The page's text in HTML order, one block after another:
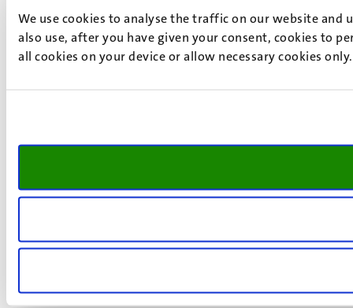
We use cookies to analyse the traffic on our website and
also use, after you have given your consent, cookies to
all cookies on your device or allow necessary cookies